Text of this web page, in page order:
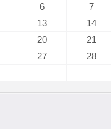
6
7
13
14
20
21
27
28